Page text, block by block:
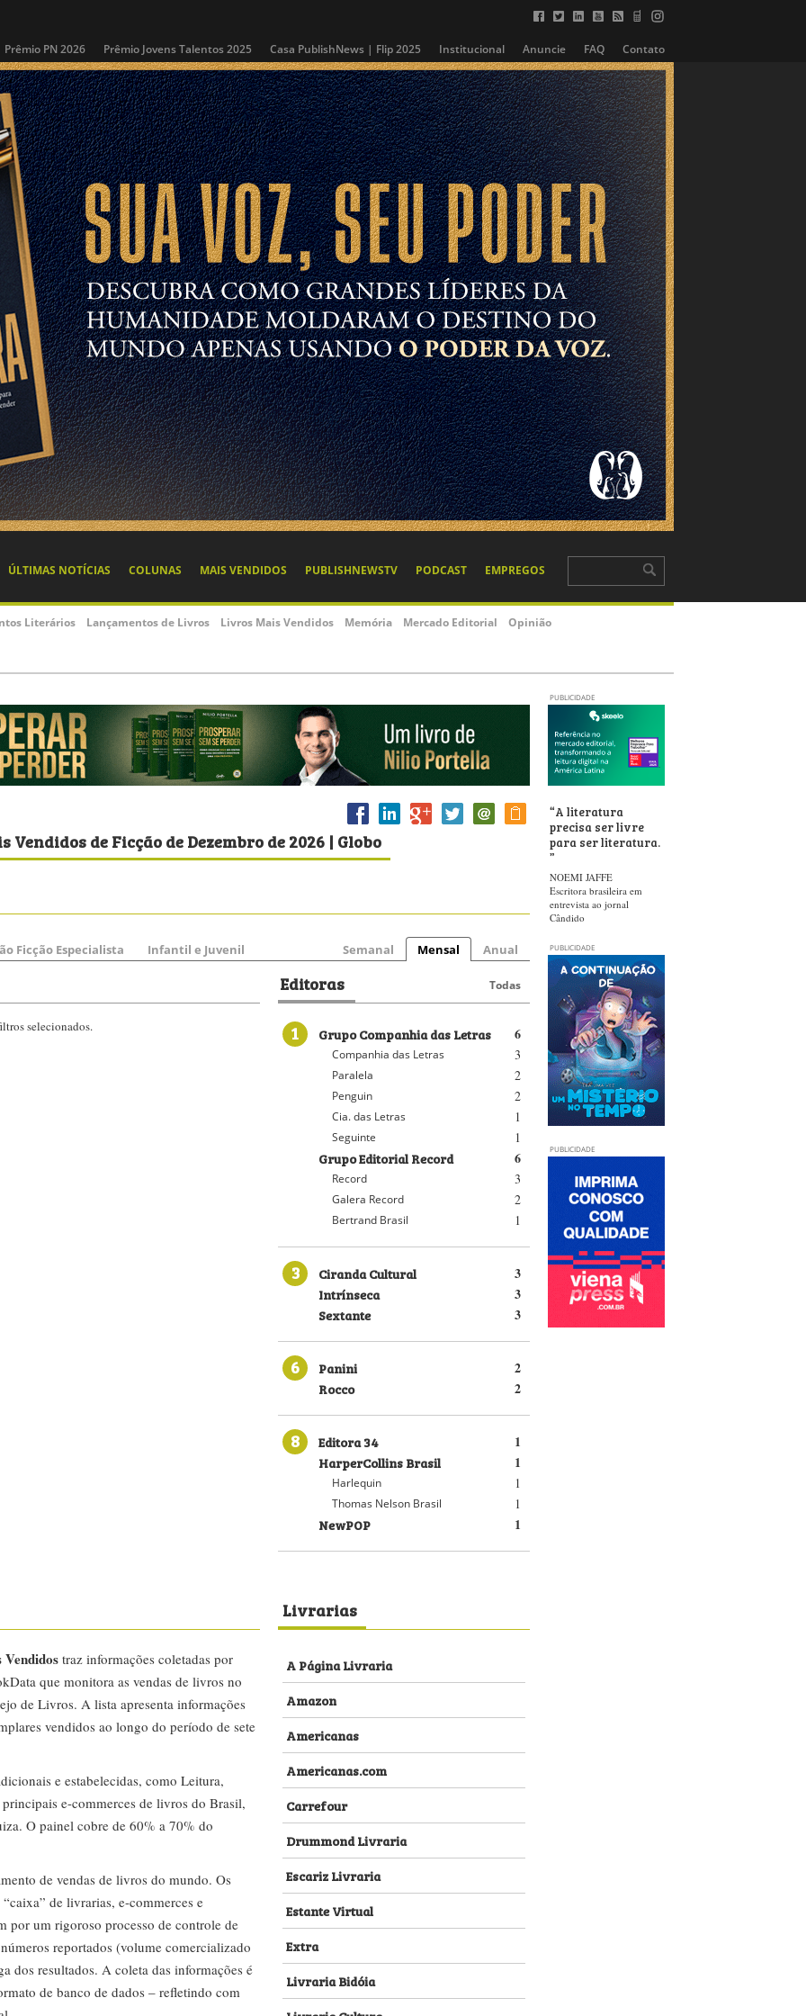
Prêmio PN 2026 Prêmio Jovens Talentos 2025 Casa PublishNews | Flip 2025 Institucional Anuncie FAQ Contato
ÚLTIMAS NOTÍCIAS COLUNAS MAIS VENDIDOS PUBLISHNEWSTV PODCAST EMPREGOS
Literários Lançamentos de Livros Livros Mais Vendidos Memória Mercado Editorial Opinião
PUBLICIDADE
de Ficção de Dezembro de 2026 | Globo
Ficção Especialista Infantil e Juvenil Semanal Mensal Anual
selecionados.
Editoras Todas
1 6
Grupo Companhia das Letras
3
Companhia das Letras
2
Paralela
2
Penguin
1
Cia. das Letras
1
Seguinte
6
Grupo Editorial Record
3
Record
2
Galera Record
1
Bertrand Brasil
3 3
Ciranda Cultural
3
Intrínseca
3
Sextante
6 2
Panini
2
Rocco
8 1
Editora 34
1
HarperCollins Brasil
1
Harlequin
1
Thomas Nelson Brasil
1
NewPOP
traz informações coletadas por
que monitora as vendas de livros no
de Livros. A lista apresenta informações
vendidos ao longo do período de sete
e estabelecidas, como Leitura,
e-commerces de livros do Brasil,
O painel cobre de 60% a 70% do
de vendas de livros do mundo. Os
de livrarias, e-commerces e
por um rigoroso processo de controle de
reportados (volume comercializado
dos resultados. A coleta das informações é
de banco de dados – refletindo com
Livrarias
A Página Livraria
Amazon
Americanas
Americanas.com
Carrefour
Drummond Livraria
Escariz Livraria
Estante Virtual
Extra
Livraria Bidóia
“A literatura
precisa ser livre
para ser literatura.
”
NOEMI JAFFE
Escritora brasileira em
entrevista ao jornal
Cândido
PUBLICIDADE
PUBLICIDADE